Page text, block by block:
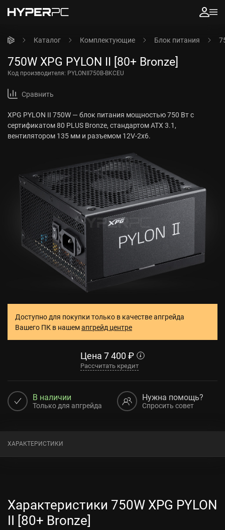
Каталог Комплектующие Блок питания
750W XPG PYLON II [80+ Bronze]
Код производителя: PYLONII750B-BKCEU
Сравнить
XPG PYLON II 750W — блок питания мощностью 750 Вт с
сертификатом 80 PLUS Bronze, стандартом ATX 3.1,
вентилятором 135 мм и разъемом 12V-2x6.
Доступно для покупки только в качестве апгрейда
Вашего ПК в нашемапгрейд центре
Цена 7 400 ₽
Рассчитать кредит
В наличии
Только для апгрейда
Нужна помощь?
Спросить совет
ХАРАКТЕРИСТИКИ
Характеристики 750W XPG PYLON
II [80+ Bronze]